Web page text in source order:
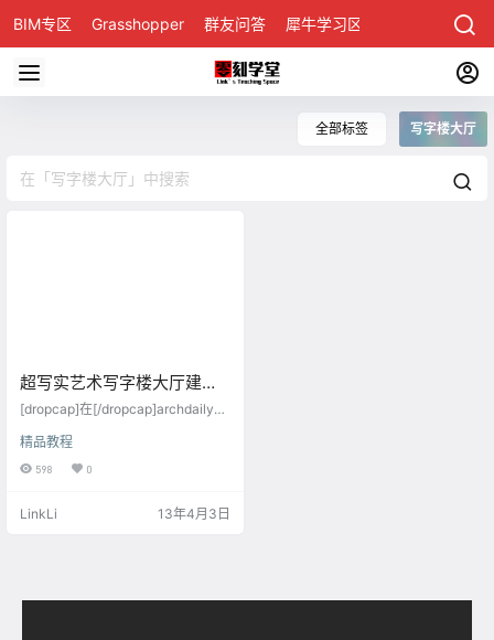
BIM专区 Grasshopper 群友问答 犀牛学习区
全部标签 写字楼大厅
超写实艺术写字楼大厅建模
与渲染后期3d教程技法
[dropcap]在[/dropcap]archdaily上
（下图），从照片上看不论从灯光
效果，还是材质质感都非常值得用3
再3dsmax中还原其本来面貌，必须
上是非常之高的。 先来…
精品教程
598 0
LinkLi 13年4月3日